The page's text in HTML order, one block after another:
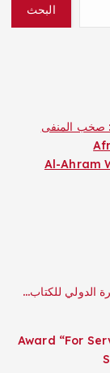
البحث
صخب المنفى
Al-Ahram
الدولي للكتاب…
Award “For